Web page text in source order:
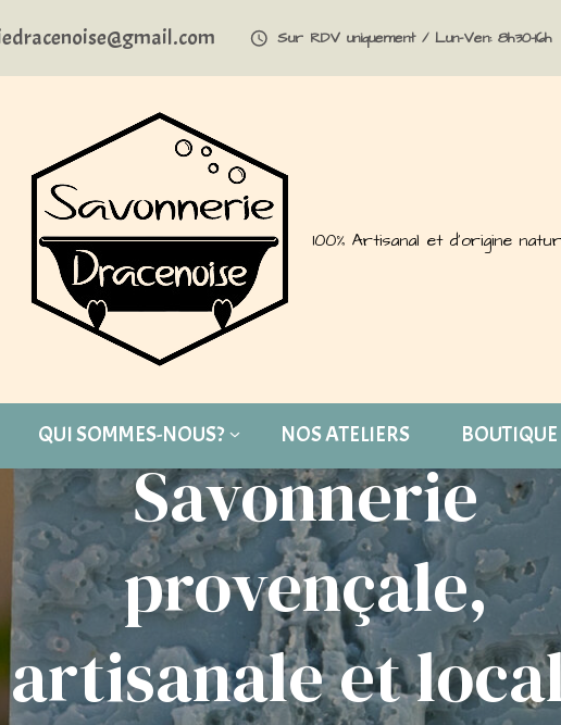
Sur RDV uniquement / Lun-Ven: 8h30-16h
100% Artisanal et d'origine
QUI SOMMES-NOUS? NOS ATELIERS BOUTIQUE
Savonnerie
provençale,
artisanale et